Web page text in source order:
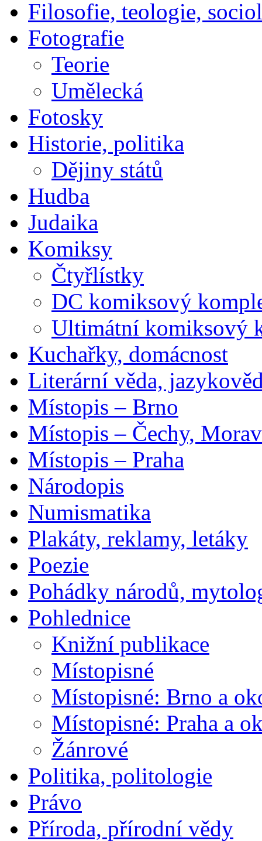
Filosofie, teologie,
Fotografie
Teorie
Umělecká
Fotosky
Historie, politika
Dějiny států
Hudba
Judaika
Komiksy
Čtyřlístky
DC komiksový
Ultimátní komiksový
Kuchařky, domácnost
Literární věda,
Místopis – Brno
Místopis – Čechy,
Místopis – Praha
Národopis
Numismatika
Plakáty, reklamy, letáky
Poezie
Pohádky národů,
Pohlednice
Knižní publikace
Místopisné
Místopisné: Brno a
Místopisné: Praha a
Žánrové
Politika, politologie
Právo
Příroda, přírodní vědy